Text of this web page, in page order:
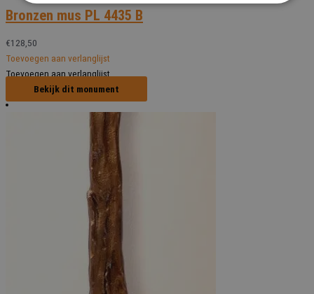
Bronzen mus PL 4435 B
€128,50
Toevoegen aan verlanglijst
Toevoegen aan verlanglijst
Bekijk dit monument